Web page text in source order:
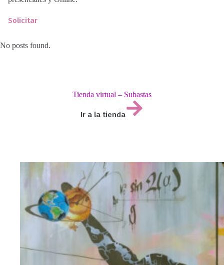
Solicitar
No posts found.
Tienda virtual – Subastas
Ir a la tienda